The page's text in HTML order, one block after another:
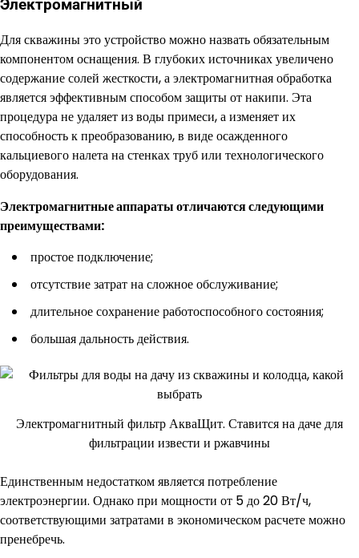
Электромагнитный
Для скважины это устройство можно назвать обязательным
компонентом оснащения. В глубоких источниках увеличено
содержание солей жесткости, а электромагнитная обработка
является эффективным способом защиты от накипи. Эта
процедура не удаляет из воды примеси, а изменяет их
способность к преобразованию, в виде осажденного
кальциевого налета на стенках труб или технологического
оборудования.
Электромагнитные аппараты отличаются следующими
преимуществами:
простое подключение;
отсутствие затрат на сложное обслуживание;
длительное сохранение работоспособного состояния;
большая дальность действия.
Электромагнитный фильтр АкваЩит. Ставится на даче для
фильтрации извести и ржавчины
Единственным недостатком является потребление
электроэнергии. Однако при мощности от 5 до 20 Вт/ч,
соответствующими затратами в экономическом расчете можно
пренебречь.